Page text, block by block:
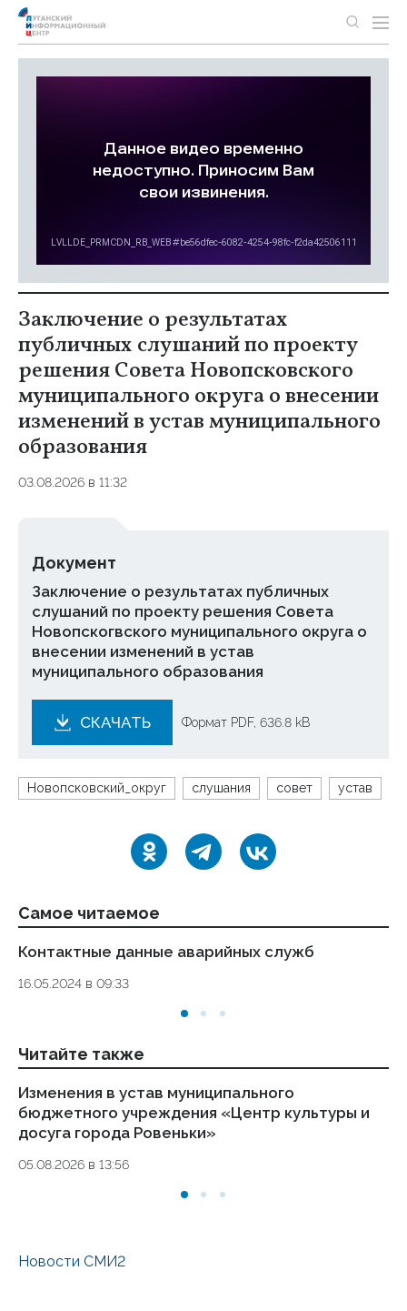
Заключение о результатах
публичных слушаний по проекту
решения Совета Новопсковского
муниципального округа о внесении
изменений в устав муниципального
образования
03.08.2026 в 11:32
Документ
Заключение о результатах публичных
слушаний по проекту решения Совета
Новопскогвского муниципального округа о
внесении изменений в устав
муниципального образования
СКАЧАТЬ Формат PDF, 636.8 kB
Новопсковский_округ слушания совет устав
Самое читаемое
Контактные данные аварийных служб
16.05.2024 в 09:33
Читайте также
Изменения в устав муниципального
бюджетного учреждения «Центр культуры и
досуга города Ровеньки»
05.08.2026 в 13:56
Новости СМИ2